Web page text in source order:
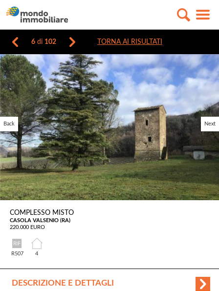
6 di 102 TORNA AI RISULTATI
Back Next
COMPLESSO MISTO
CASOLA VALSENIO (RA)
220.000 EURO
R507 4
DESCRIZIONE E DETTAGLI